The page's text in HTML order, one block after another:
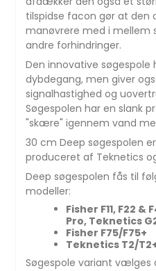
tilspidse facon gør at den
manøvrere med i mellem
andre forhindringer.
Den innovative søgespole
dybdegang, men giver
signalhastighed og
Søgespolen har en slank
"skære" igennem vand
30 cm Deep søgespolen
produceret af Teknetics og
Deep søgespolen fås til
modeller:
Fisher F11, F22
Pro, Teknetics
Fisher F75/F75+
Teknetics T2/
Søgespole variant vælges